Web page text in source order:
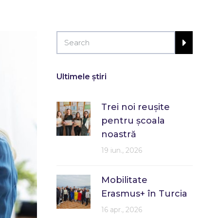
Ultimele știri
Trei noi reușite
pentru școala
noastră
19 iun., 2026
Mobilitate
Erasmus+ în Turcia
16 apr., 2026